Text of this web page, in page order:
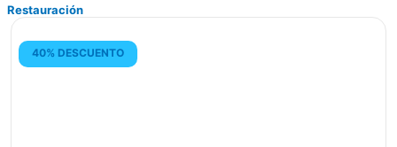
Restauración
40% DESCUENTO